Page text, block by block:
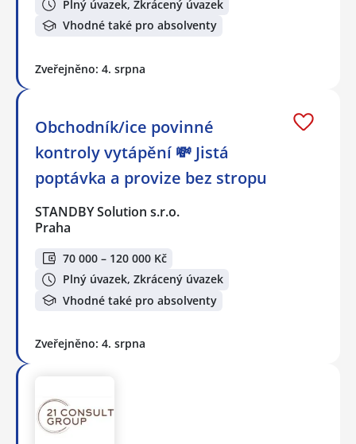
Plný úvazek, Zkrácený úvazek
Vhodné také pro absolventy
Zveřejněno: 4. srpna
Obchodník/ice povinné
kontroly vytápění 💸 Jistá
poptávka a provize bez stropu
STANDBY Solution s.r.o.
Praha
70 000 – 120 000 Kč
Plný úvazek, Zkrácený úvazek
Vhodné také pro absolventy
Zveřejněno: 4. srpna